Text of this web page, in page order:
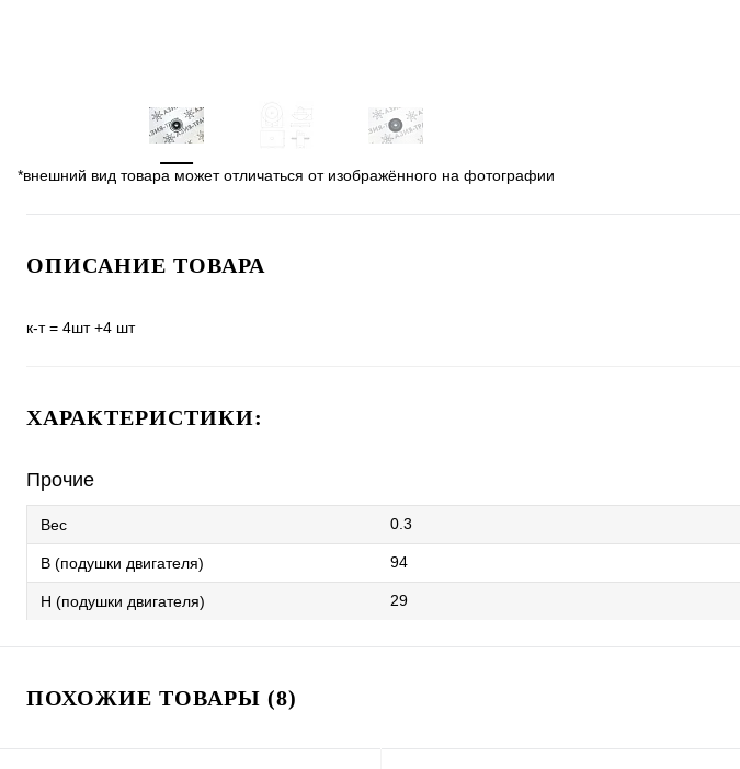
*внешний вид товара может отличаться от изображённого на фотографии
ОПИСАНИЕ ТОВАРА
к-т = 4шт +4 шт
ХАРАКТЕРИСТИКИ:
Прочие
Вес 0.3
B (подушки двигателя) 94
H (подушки двигателя) 29
ПОХОЖИЕ ТОВАРЫ (8)